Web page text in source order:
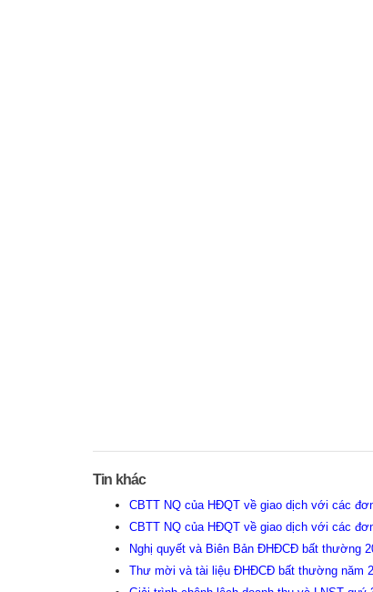
Tin khác
CBTT NQ của HĐQT về giao dịch với các
CBTT NQ của HĐQT về giao dịch với các
Nghị quyết và Biên Bản ĐHĐCĐ bất thường
Thư mời và tài liệu ĐHĐCĐ bất thường năm